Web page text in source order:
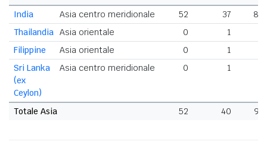
India
Asia centro meridionale 52 37
89
Thailandia Asia orientale 0 1
Filippine
Asia orientale 0 1
Sri Lanka
(ex
Ceylon)
Asia centro meridionale 0 1
Totale Asia 52 40 92